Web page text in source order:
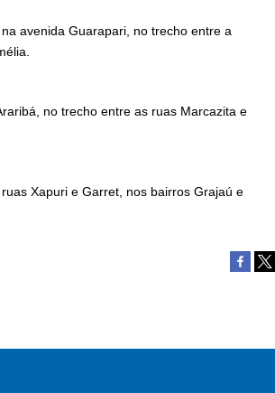
avenida Guarapari, no trecho entre a
no trecho entre as ruas Marcazita e
Xapuri e Garret, nos bairros Grajaú e